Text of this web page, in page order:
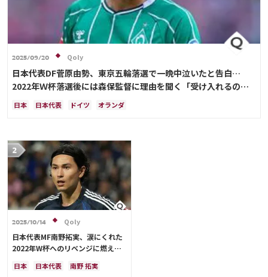
2025/09/20 Qoly
日本代表DF菅原由勢、東京五輪落選で一晩中泣いたと告白…
2022年Ｗ杯落選後には森保監督に理由を聞く「受け入れるのは
難しかった」
日本 日本代表 ドイツ オランダ
2025/10/14 Qoly
日本代表MF南野拓実、涙にくれた
2022年W杯へのリベンジに燃える
ー人生をかけた戦い」
日本 日本代表
南野 拓実